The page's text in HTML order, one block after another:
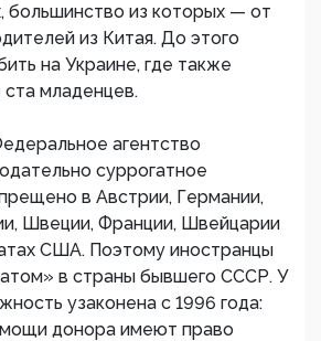
большинство из которых — от
из Китая. До этого
на Украине, где также
младенцев.
агентство
суррогатное
в Австрии, Германии,
Швеции, Франции, Швейцарии
США. Поэтому иностранцы
в страны бывшего СССР. У
узаконена с 1996 года:
донора имеют право